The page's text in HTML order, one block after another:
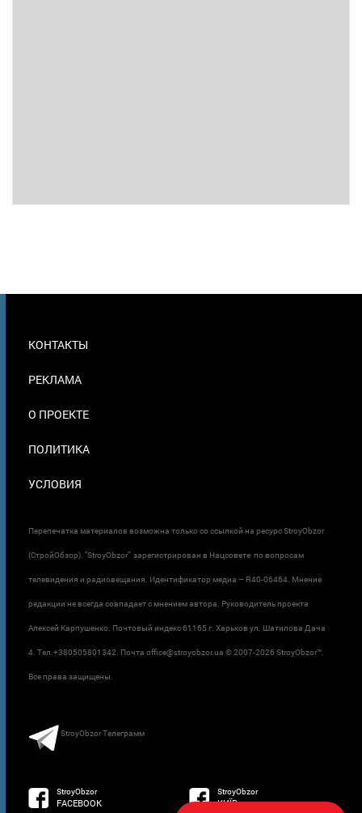
В
КОНТАКТЫ
РЕКЛАМА
О ПРОЕКТЕ
ПОЛИТИКА
УСЛОВИЯ
Перепечатка материалов возможна только со ссылкой на ресурс StroyObzor
(СтройОбзор). "StroyObzor" зарегистрирован в Нацсовете по вопросам
телевидения и радиовещания. Идентификатор медиа – R40-06464. Мнение
редакции не всегда совпадает с мнением автора. Руководитель проекта
Алексей Карпушенко. Почтовый индекс 61165 г. Харьков ул. Шатилова Дача
4. Тел.+380505801342. Почта office@stroyobzor.ua © 2007-2026 StroyObzor™.
Все права защищены.
StroyObzor Телеграмм
StroyObzor
FACEBOOK
StroyObzor
КИЇВ